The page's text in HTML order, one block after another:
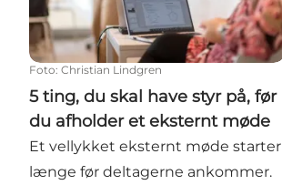
Foto: Christian Lindgren
5 ting, du skal have styr på, før
du afholder et eksternt møde
Et vellykket eksternt møde starter
længe før deltagerne ankommer.